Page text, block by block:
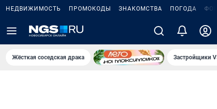
НЕДВИЖИМОСТЬ ПРОМОКОДЫ ЗНАКОМСТВА ПОГОДА
Жёсткая соседская драка Застройщики